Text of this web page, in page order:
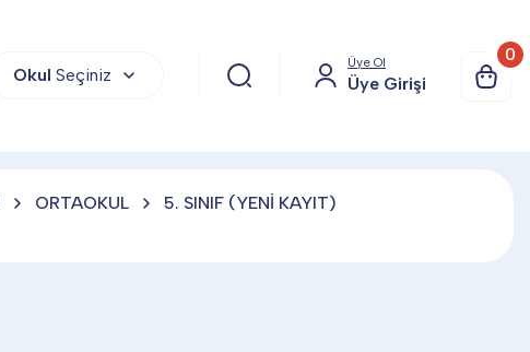
Okul Seçiniz
Üye Ol
Üye Girişi
0
ORTAOKUL
5. SINIF (YENİ KAYIT)